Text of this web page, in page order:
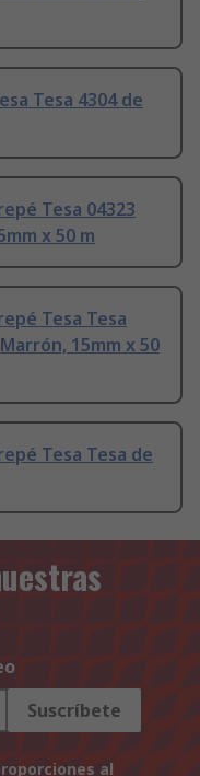
Tesa 4304 de
Tesa 04323
x 50 m
Tesa Tesa
15mm x 50
Tesa Tesa de
Suscríbete
al